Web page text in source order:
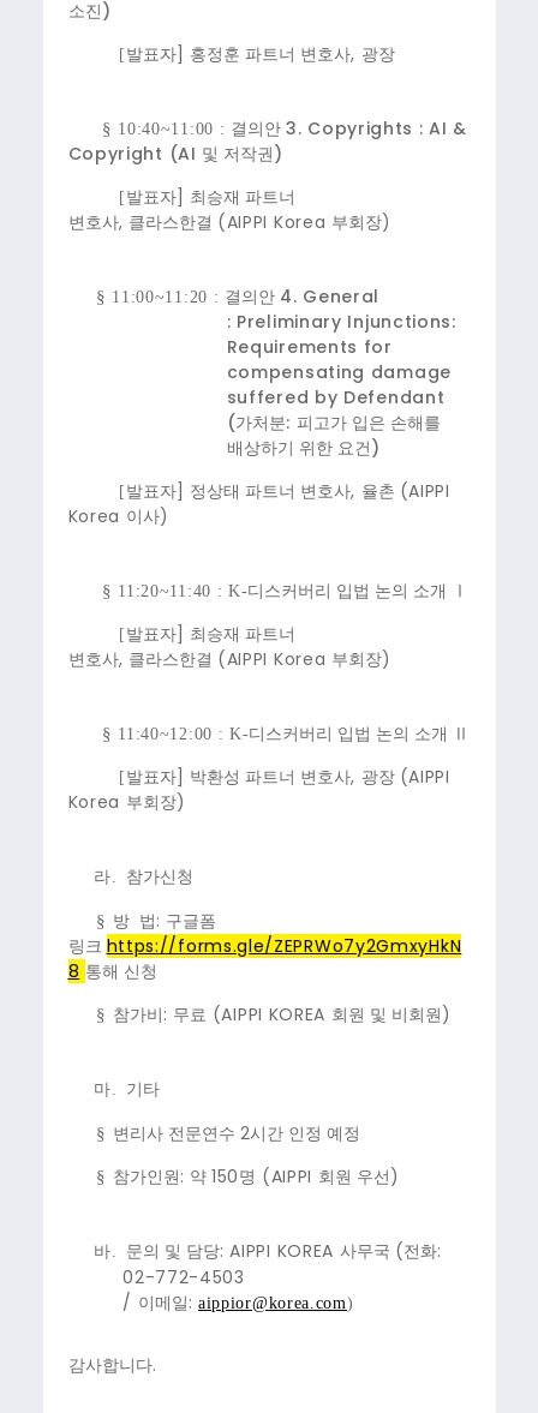
소진 )
[ 발표자] 홍정훈 파트너 변호사, 광장
§ 10:40~11:00 : 결의안3. Copyrights : AI &
Copyright (AI 및 저작권 )
[ 발표자]
최승재 파트너
변호사, 클라스한결 (AIPPI Korea 부회장)
§ 11:00~11:20 : 결의안 4. General
: Preliminary Injunctions:
Requirements for
compensating damage
suffered by Defendant
(가처분: 피고가 입은 손해를
배상하기 위한 요건 )
[ 발표자] 정상태 파트너 변호사, 율촌 (AIPPI
Korea 이사)
§ 11:20~11:40 : K-디스커버리 입법 논의 소개 Ⅰ
[ 발표자]
최승재 파트너
변호사, 클라스한결 (AIPPI Korea 부회장)
§ 11:40~12:00 : K-디스커버리 입법 논의 소개 Ⅱ
[ 발표자] 박환성 파트너 변호사, 광장 (AIPPI
Korea 부회장)
라. 참가신청
§ 방 법 : 구글폼
링크 https://forms.gle/ZEPRWo7y2GmxyHkN
8 통해 신청
§ 참가비 : 무료 (AIPPI KOREA 회원 및 비회원 )
마. 기타
§ 변리사 전문연수 2시간 인정 예정
§ 참가인원 : 약 150 명 (AIPPI 회원 우선 )
바. 문의 및 담당: AIPPI KOREA 사무국 ( 전화:
02-772-4503
/ 이메일 : aippior@korea.com)
감사합니다.